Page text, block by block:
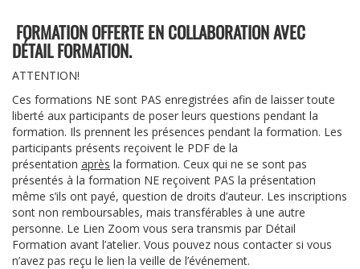
FORMATION OFFERTE EN COLLABORATION AVEC
DÉTAIL FORMATION.
ATTENTION!
Ces formations NE sont PAS enregistrées afin de laisser toute
liberté aux participants de poser leurs questions pendant la
formation. Ils prennent les présences pendant la formation. Les
participants présents reçoivent le PDF de la
présentation après la formation. Ceux qui ne se sont pas
présentés à la formation NE reçoivent PAS la présentation
même s’ils ont payé, question de droits d’auteur. Les inscriptions
sont non remboursables, mais transférables à une autre
personne. Le Lien Zoom vous sera transmis par Détail
Formation avant l’atelier. Vous pouvez nous contacter si vous
n’avez pas reçu le lien la veille de l’événement.